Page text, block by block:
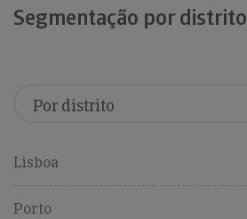
Segmentação por distrito
Lisboa
Porto